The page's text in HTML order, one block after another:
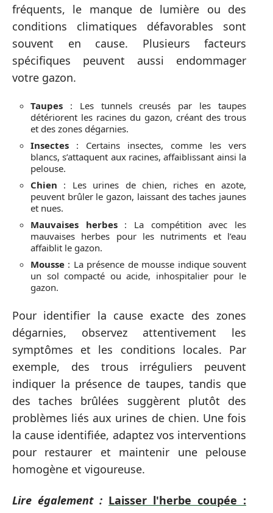
fréquents, le manque de lumière ou des
conditions climatiques défavorables sont
souvent en cause. Plusieurs facteurs
spécifiques peuvent aussi endommager
votre gazon.
Taupes : Les tunnels creusés par les taupes
détériorent les racines du gazon, créant des trous
et des zones dégarnies.
Insectes : Certains insectes, comme les vers
blancs, s’attaquent aux racines, affaiblissant ainsi la
pelouse.
Chien : Les urines de chien, riches en azote,
peuvent brûler le gazon, laissant des taches jaunes
et nues.
Mauvaises herbes: La compétition avec les
mauvaises herbes pour les nutriments et l’eau
affaiblit le gazon.
Mousse : La présence de mousse indique souvent
un sol compacté ou acide, inhospitalier pour le
gazon.
Pour identifier la cause exacte des zones
dégarnies, observez attentivement les
symptômes et les conditions locales. Par
exemple, des trous irréguliers peuvent
indiquer la présence de taupes, tandis que
des taches brûlées suggèrent plutôt des
problèmes liés aux urines de chien. Une fois
la cause identifiée, adaptez vos interventions
pour restaurer et maintenir une pelouse
homogène et vigoureuse.
Lire également : Laisser l'herbe coupée :